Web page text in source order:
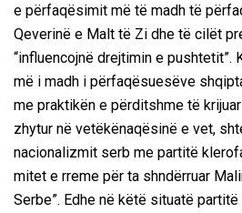
e përfaqësimit më të madh të
Qeverinë e Malt të Zi dhe të cilët
“influencojnë drejtimin e pushtetit”.
më i madh i përfaqësuesëve
me praktikën e përditshme të
zhytur në vetëkënaqësinë e vet,
nacionalizmit serb me partitë
mitet e rreme për ta shndërruar
Serbe”. Edhe në këtë situatë